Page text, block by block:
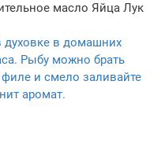
масло Яйца Лук
духовке в домашних
Рыбу можно брать
и смело заливайте
аромат.